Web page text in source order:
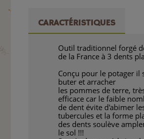
CARACTÉRISTIQUES
Outil traditionnel forgé
de la France à 3 dents
Conçu pour le potager il
buter et arracher
les pommes de terre,
efficace car le faible
de dent évite d'abimer
tubercules et la forme
des dents soulève
le sol !!!